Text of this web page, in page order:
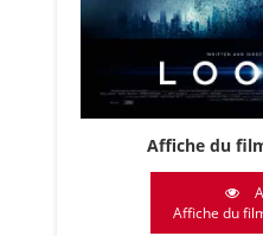
Affiche du
Affiche du